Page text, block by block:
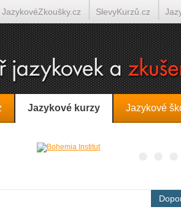
Jazykové kurzy Jazykové
JazykovéZkoušky.cz SlevyKurzů.cz
Italština on-line Tlumočení-